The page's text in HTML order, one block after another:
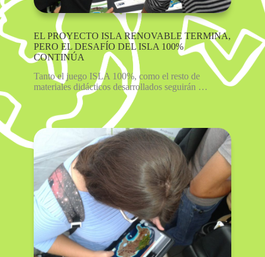
EL PROYECTO ISLA RENOVABLE TERMINA,
PERO EL DESAFÍO DEL ISLA 100%
CONTINÚA
Tanto el juego ISLA 100%, como el resto de
materiales didácticos desarrollados seguirán …